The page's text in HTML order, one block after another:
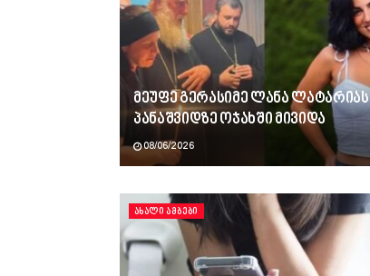
მეუფე გერასიმე ლანა ლატარიას
პანაშვიდზე ოჯახში მივიდა
08/06/2026
ᲐᲮᲐᲚᲘ ᲐᲛᲑᲔᲑᲘ